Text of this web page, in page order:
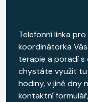
Telefonní linka
koordinátorka
terapie a poradí s
chystáte využít
hodiny, v jiné dny
kontaktní